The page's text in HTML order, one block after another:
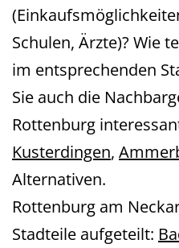
Schulen, Ärzte)? Wie
im entsprechenden
Sie auch die
Rottenburg
Kusterdingen,
Alternativen.
Rottenburg am
Stadteile aufgeteilt: